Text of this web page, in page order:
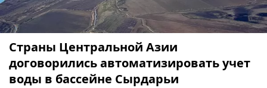
Страны Центральной Азии
договорились автоматизировать учет
воды в бассейне Сырдарьи